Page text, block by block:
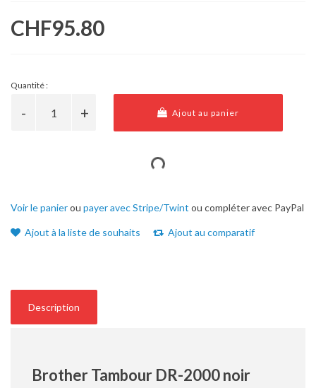
CHF95.80
Quantité :
Ajout au panier
Voir le panierou payer avec Stripe/Twint ou compléter avec PayPal
Ajout à la liste de souhaits Ajout au comparatif
Description
Brother Tambour DR-2000 noir